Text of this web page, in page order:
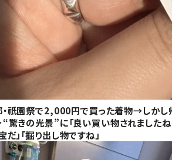
・祇園祭で2,000円で買った着物→しかし
驚きの光景”に「良い買い物されましたね
だ」「掘り出し物ですね」